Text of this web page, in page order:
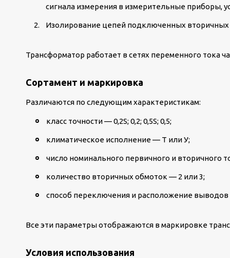
сигнала измерения в измерительные приборы,
Изолирование цепей подключенных вторичных
Трансформатор работает в сетях переменного тока
Сортамент и маркировка
Различаются по следующим характеристикам:
класс точности — 0,2S; 0,2; 0,5S; 0,5;
климатическое исполнение — Т или У;
число номинального первичного и вторичного
количество вторичных обмоток — 2 или 3;
способ переключения и расположение
Все эти параметры отображаются в маркировке
Условия использования